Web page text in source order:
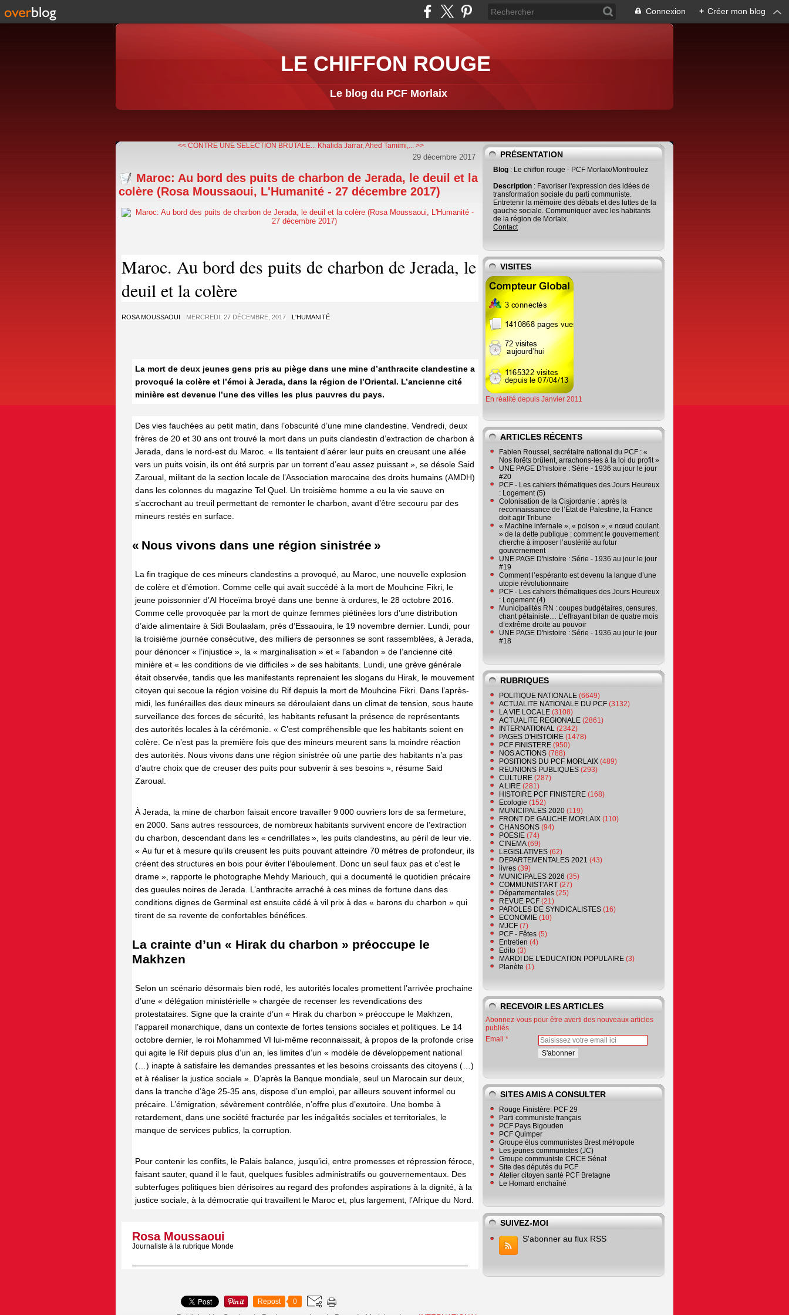
Connexion + Créer mon blog
LE CHIFFON ROUGE
Le blog du PCF Morlaix
<< CONTRE UNE SELECTION BRUTALE... Khalida Jarrar, Ahed Tamimi,... >>
29 décembre 2017
Maroc: Au bord des puits de charbon de Jerada, le deuil et la
colère (Rosa Moussaoui, L'Humanité - 27 décembre 2017)
Maroc. Au bord des puits de charbon de Jerada, le
deuil et la colère
ROSA MOUSSAOUI MERCREDI, 27 DÉCEMBRE, 2017 L'HUMANITÉ
La mort de deux jeunes gens pris au piège dans une mine d’anthracite clandestine a
provoqué la colère et l’émoi à Jerada, dans la région de l’Oriental. L’ancienne cité
minière est devenue l’une des villes les plus pauvres du pays.
Des vies fauchées au petit matin, dans l’obscurité d’une mine clandestine. Vendredi, deux
frères de 20 et 30 ans ont trouvé la mort dans un puits clandestin d’extraction de charbon à
Jerada, dans le nord-est du Maroc. « Ils tentaient d’aérer leur puits en creusant une allée
vers un puits voisin, ils ont été surpris par un torrent d’eau assez puissant », se désole Said
Zaroual, militant de la section locale de l’Association marocaine des droits humains (AMDH)
dans les colonnes du magazine Tel Quel. Un troisième homme a eu la vie sauve en
s’accrochant au treuil permettant de remonter le charbon, avant d’être secouru par des
mineurs restés en surface.
« Nous vivons dans une région sinistrée »
La fin tragique de ces mineurs clandestins a provoqué, au Maroc, une nouvelle explosion
de colère et d’émotion. Comme celle qui avait succédé à la mort de Mouhcine Fikri, le
jeune poissonnier d’Al Hoceïma broyé dans une benne à ordures, le 28 octobre 2016.
Comme celle provoquée par la mort de quinze femmes piétinées lors d’une distribution
d’aide alimentaire à Sidi Boulaalam, près d’Essaouira, le 19 novembre dernier. Lundi, pour
la troisième journée consécutive, des milliers de personnes se sont rassemblées, à Jerada,
pour dénoncer « l’injustice », la « marginalisation » et « l’abandon » de l’ancienne cité
minière et « les conditions de vie difficiles » de ses habitants. Lundi, une grève générale
était observée, tandis que les manifestants reprenaient les slogans du Hirak, le mouvement
citoyen qui secoue la région voisine du Rif depuis la mort de Mouhcine Fikri. Dans l’après-
midi, les funérailles des deux mineurs se déroulaient dans un climat de tension, sous haute
surveillance des forces de sécurité, les habitants refusant la présence de représentants
des autorités locales à la cérémonie. « C’est compréhensible que les habitants soient en
colère. Ce n’est pas la première fois que des mineurs meurent sans la moindre réaction
des autorités. Nous vivons dans une région sinistrée où une partie des habitants n’a pas
d’autre choix que de creuser des puits pour subvenir à ses besoins », résume Said
Zaroual.
À Jerada, la mine de charbon faisait encore travailler 9 000 ouvriers lors de sa fermeture,
en 2000. Sans autres ressources, de nombreux habitants survivent encore de l’extraction
du charbon, descendant dans les « cendrillates », les puits clandestins, au péril de leur vie.
« Au fur et à mesure qu’ils creusent les puits pouvant atteindre 70 mètres de profondeur, ils
créent des structures en bois pour éviter l’éboulement. Donc un seul faux pas et c’est le
drame », rapporte le photographe Mehdy Mariouch, qui a documenté le quotidien précaire
des gueules noires de Jerada. L’anthracite arraché à ces mines de fortune dans des
conditions dignes de Germinal est ensuite cédé à vil prix à des « barons du charbon » qui
tirent de sa revente de confortables bénéfices.
La crainte d’un « Hirak du charbon » préoccupe le
Makhzen
Selon un scénario désormais bien rodé, les autorités locales promettent l’arrivée prochaine
d’une « délégation ministérielle » chargée de recenser les revendications des
protestataires. Signe que la crainte d’un « Hirak du charbon » préoccupe le Makhzen,
l’appareil monarchique, dans un contexte de fortes tensions sociales et politiques. Le 14
octobre dernier, le roi Mohammed VI lui-même reconnaissait, à propos de la profonde crise
qui agite le Rif depuis plus d’un an, les limites d’un « modèle de développement national
(…) inapte à satisfaire les demandes pressantes et les besoins croissants des citoyens (…)
et à réaliser la justice sociale ». D’après la Banque mondiale, seul un Marocain sur deux,
dans la tranche d’âge 25-35 ans, dispose d’un emploi, par ailleurs souvent informel ou
précaire. L’émigration, sévèrement contrôlée, n’offre plus d’exutoire. Une bombe à
retardement, dans une société fracturée par les inégalités sociales et territoriales, le
manque de services publics, la corruption.
Pour contenir les conflits, le Palais balance, jusqu’ici, entre promesses et répression féroce,
faisant sauter, quand il le faut, quelques fusibles administratifs ou gouvernementaux. Des
subterfuges politiques bien dérisoires au regard des profondes aspirations à la dignité, à la
justice sociale, à la démocratie qui travaillent le Maroc et, plus largement, l’Afrique du Nord.
Rosa Moussaoui
Journaliste à la rubrique Monde
Repost 0
PRÉSENTATION
Blog : Le chiffon rouge - PCF Morlaix/Montroulez
Description : Favoriser l'expression des idées de
transformation sociale du parti communiste.
Entretenir la mémoire des débats et des luttes de la
gauche sociale. Communiquer avec les habitants
de la région de Morlaix.
Contact
VISITES
En réalité depuis Janvier 2011
ARTICLES RÉCENTS
Fabien Roussel, secrétaire national du PCF : «
Nos forêts brûlent, arrachons-les à la loi du profit »
UNE PAGE D'histoire : Série - 1936 au jour le jour
#20
PCF - Les cahiers thématiques des Jours Heureux
: Logement (5)
Colonisation de la Cisjordanie : après la
reconnaissance de l’État de Palestine, la France
doit agir Tribune
« Machine infernale », « poison », « nœud coulant
» de la dette publique : comment le gouvernement
cherche à imposer l’austérité au futur
gouvernement
UNE PAGE D'histoire : Série - 1936 au jour le jour
#19
Comment l’espéranto est devenu la langue d’une
utopie révolutionnaire
PCF - Les cahiers thématiques des Jours Heureux
: Logement (4)
Municipalités RN : coupes budgétaires, censures,
chant pétainiste… L’effrayant bilan de quatre mois
d’extrême droite au pouvoir
UNE PAGE D'histoire : Série - 1936 au jour le jour
#18
RUBRIQUES
POLITIQUE NATIONALE (6649)
ACTUALITE NATIONALE DU PCF (3132)
LA VIE LOCALE (3108)
ACTUALITE REGIONALE (2861)
INTERNATIONAL (2342)
PAGES D'HISTOIRE (1478)
PCF FINISTERE (950)
NOS ACTIONS (788)
POSITIONS DU PCF MORLAIX (489)
REUNIONS PUBLIQUES (293)
CULTURE (287)
A LIRE (281)
HISTOIRE PCF FINISTERE (168)
Ecologie (152)
MUNICIPALES 2020 (119)
FRONT DE GAUCHE MORLAIX (110)
CHANSONS (94)
POESIE (74)
CINEMA(69)
LEGISLATIVES (62)
DEPARTEMENTALES 2021 (43)
livres (39)
MUNICIPALES 2026 (35)
COMMUNIST'ART (27)
Départementales (25)
REVUE PCF (21)
PAROLES DE SYNDICALISTES (16)
ECONOMIE (10)
MJCF (7)
PCF - Fêtes (5)
Entretien (4)
Edito (3)
MARDI DE L'EDUCATION POPULAIRE (3)
Planète (1)
RECEVOIR LES ARTICLES
Abonnez-vous pour être averti des nouveaux articles
publiés.
Email
SITES AMIS A CONSULTER
Rouge Finistère: PCF 29
Parti communiste français
PCF Pays Bigouden
PCF Quimper
Groupe élus communistes Brest métropole
Les jeunes communistes (JC)
Groupe communiste CRCE Sénat
Site des députés du PCF
Atelier citoyen santé PCF Bretagne
Le Homard enchaîné
SUIVEZ-MOI
S'abonner au flux RSS